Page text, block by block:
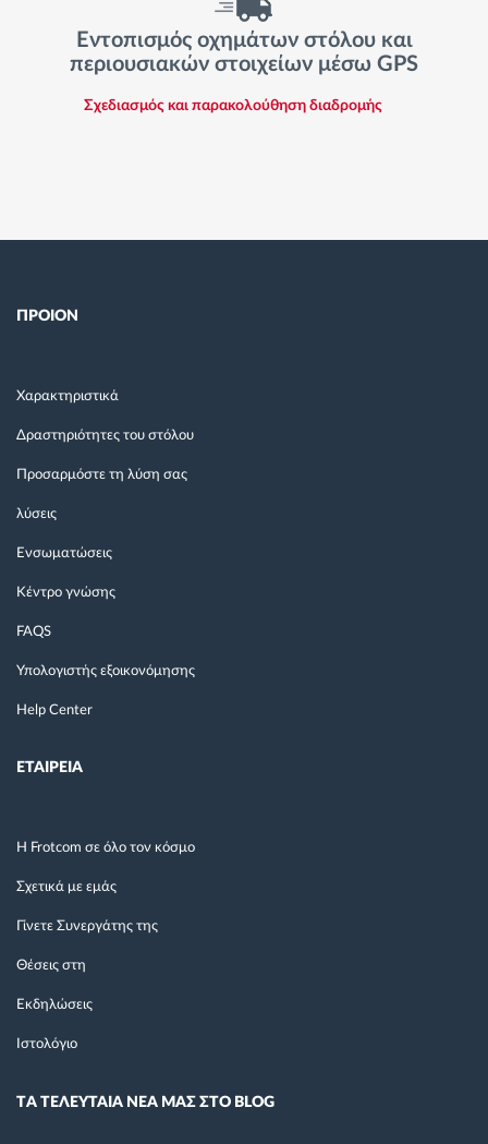
Εντοπισμός οχημάτων στόλου και
περιουσιακών στοιχείων μέσω GPS
Σχεδιασμός και παρακολούθηση διαδρομής
ΠΡΟΙΟΝ
Χαρακτηριστικά
Δραστηριότητες του στόλου
Προσαρμόστε τη λύση σας
λύσεις
Ενσωματώσεις
Κέντρο γνώσης
FAQS
Υπολογιστής εξοικονόμησης
Help Center
ΕΤΑΙΡΕΙΑ
Η Frotcom σε όλο τον κόσμο
Σχετικά με εμάς
Γίνετε Συνεργάτης της
Θέσεις στη
Εκδηλώσεις
Ιστολόγιο
TΑ ΤΕΛΕΥΤΑΙΑ ΝΕΑ ΜΑΣ ΣΤΟ BLOG